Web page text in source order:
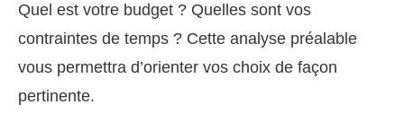
Quel est votre budget ? Quelles sont vos
contraintes de temps ? Cette analyse préalable
vous permettra d’orienter vos choix de façon
pertinente.